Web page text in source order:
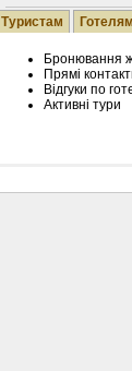
Туристам Готелям
Бронювання
Прямі
Відгуки по
Активні тури
Розміщення